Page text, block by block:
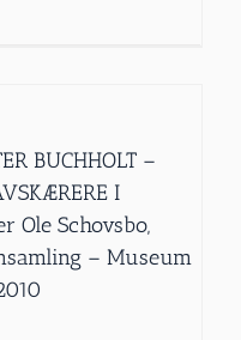
BUCHHOLT –
I
Ole Schovsbo,
– Museum